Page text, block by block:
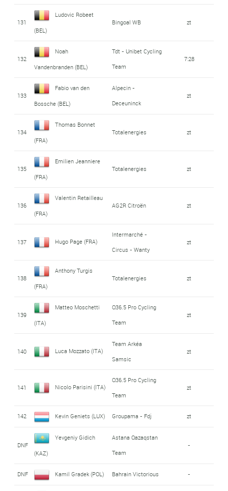
131
Ludovic Robeet
(BEL)
Bingoal WB zt
132
Noah
Vandenbranden (BEL)
Tdt - Unibet Cycling
Team
7:28
133
Fabio van den
Bossche (BEL)
Alpecin -
Deceuninck
zt
134
Thomas Bonnet
(FRA)
Totalenergies zt
135
Emilien Jeanniere
(FRA)
Totalenergies zt
136
Valentin Retailleau
(FRA)
AG2R Citroën zt
137 Hugo Page (FRA)
Intermarché -
Circus - Wanty
zt
138
Anthony Turgis
(FRA)
Totalenergies zt
139
Matteo Moschetti
(ITA)
Q36.5 Pro Cycling
Team
zt
140 Luca Mozzato (ITA)
Team Arkéa
Samsic
zt
141 Nicolo Parisini (ITA)
Q36.5 Pro Cycling
Team
zt
142 Kevin Geniets (LUX) Groupama - Fdj zt
DNF
Yevgeniy Gidich
(KAZ)
Astana Qazaqstan
Team
-
DNF Kamil Gradek (POL) Bahrain Victorious -